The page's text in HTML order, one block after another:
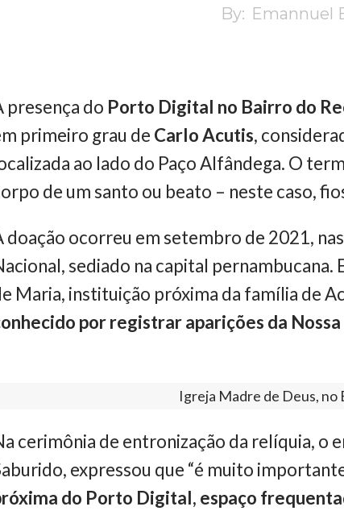
By: Emannuel
presença do Porto Digital no Bairro do
primeiro grau de Carlo Acutis,
ao lado do Paço Alfândega. O
de um santo ou beato – neste caso,
doação ocorreu em setembro de 2021,
sediado na capital
Maria, instituição próxima da família de
por registrar aparições da Nossa
Igreja Madre de Deus, no
cerimônia de entronização da relíquia, o
expressou que “é muito
do Porto Digital, espaço